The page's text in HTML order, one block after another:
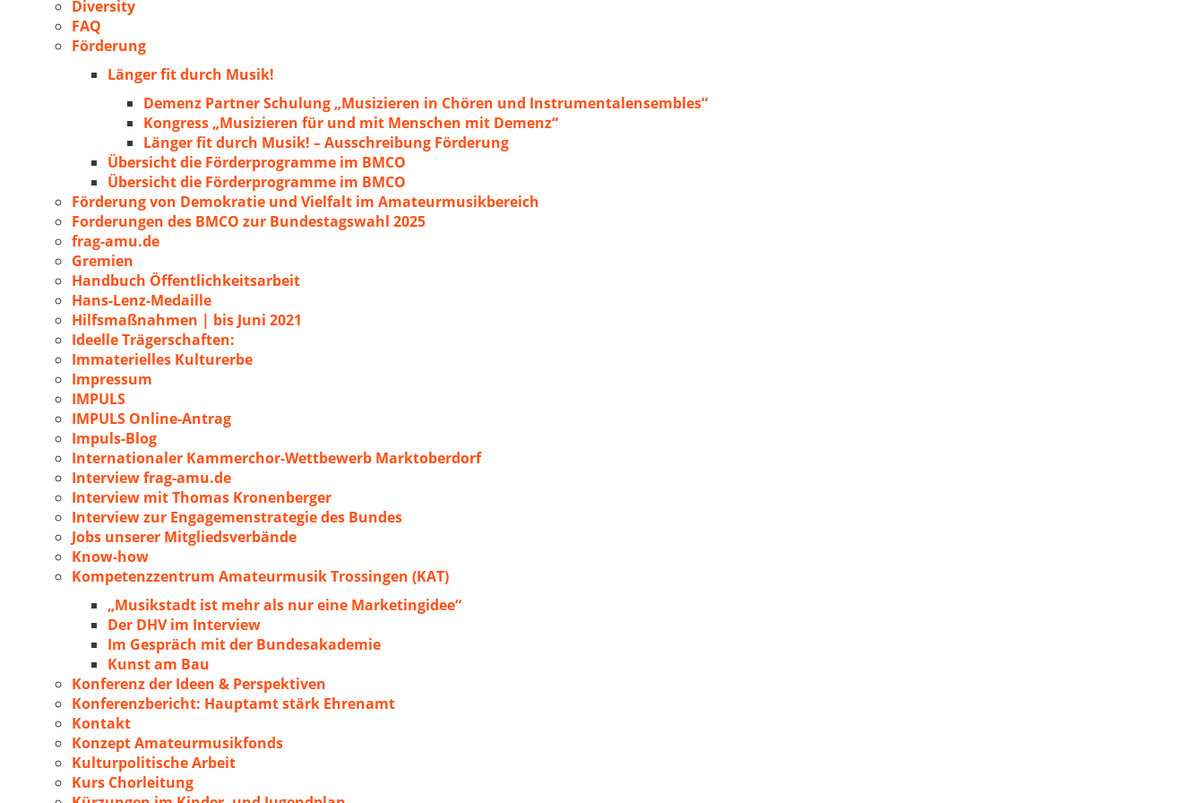
Diversity
FAQ
Förderung
Länger fit durch Musik!
Demenz Partner Schulung „Musizieren in Chören und Instrumentalensembles“
Kongress „Musizieren für und mit Menschen mit Demenz“
Länger fit durch Musik! – Ausschreibung Förderung
Übersicht die Förderprogramme im BMCO
Übersicht die Förderprogramme im BMCO
Förderung von Demokratie und Vielfalt im Amateurmusikbereich
Forderungen des BMCO zur Bundestagswahl 2025
frag-amu.de
Gremien
Handbuch Öffentlichkeitsarbeit
Hans-Lenz-Medaille
Hilfsmaßnahmen | bis Juni 2021
Ideelle Trägerschaften:
Immaterielles Kulturerbe
Impressum
IMPULS
IMPULS Online-Antrag
Impuls-Blog
Internationaler Kammerchor-Wettbewerb Marktoberdorf
Interview frag-amu.de
Interview mit Thomas Kronenberger
Interview zur Engagemenstrategie des Bundes
Jobs unserer Mitgliedsverbände
Know-how
Kompetenzzentrum Amateurmusik Trossingen (KAT)
„Musikstadt ist mehr als nur eine Marketingidee“
Der DHV im Interview
Im Gespräch mit der Bundesakademie
Kunst am Bau
Konferenz der Ideen & Perspektiven
Konferenzbericht: Hauptamt stärk Ehrenamt
Kontakt
Konzept Amateurmusikfonds
Kulturpolitische Arbeit
Kurs Chorleitung